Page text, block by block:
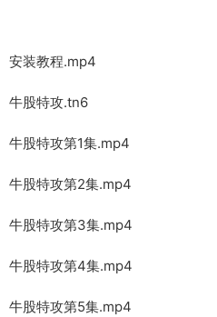
安装教程.mp4
牛股特攻.tn6
牛股特攻第1集.mp4
牛股特攻第2集.mp4
牛股特攻第3集.mp4
牛股特攻第4集.mp4
牛股特攻第5集.mp4